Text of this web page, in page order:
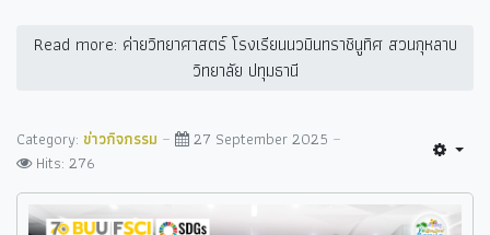
Read more: ค่ายวิทยาศาสตร์ โรงเรียนนวมินทราชินูทิศ สวนกุหลาบ
วิทยาลัย ปทุมธานี
Category: ข่าวกิจกรรม
27 September 2025
Hits: 276